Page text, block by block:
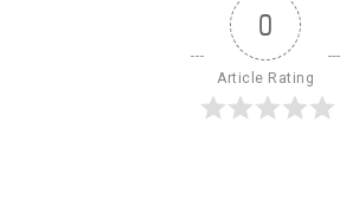
0
Article Rating